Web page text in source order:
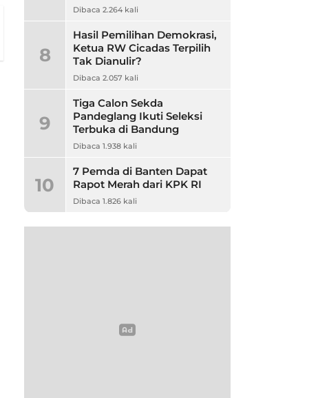
Dibaca 2.264 kali
8
Hasil Pemilihan Demokrasi,
Ketua RW Cicadas Terpilih
Tak Dianulir?
Dibaca 2.057 kali
9
Tiga Calon Sekda
Pandeglang Ikuti Seleksi
Terbuka di Bandung
Dibaca 1.938 kali
10
7 Pemda di Banten Dapat
Rapot Merah dari KPK RI
Dibaca 1.826 kali